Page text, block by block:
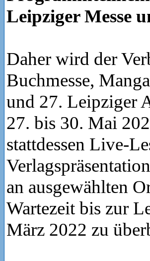
Leipziger Messe
Daher wird der
Buchmesse,
und 27. Leipziger
27. bis 30. Mai
stattdessen Live-
an ausgewählten
Wartezeit bis zur
März 2022 zu